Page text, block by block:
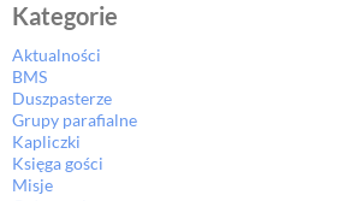
Kategorie
Aktualności
BMS
Duszpasterze
Grupy parafialne
Kapliczki
Księga gości
Misje